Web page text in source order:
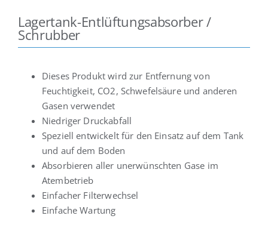
Lagertank-Entlüftungsabsorber /
Schrubber
Dieses Produkt wird zur Entfernung von
Feuchtigkeit, CO2, Schwefelsäure und anderen
Gasen verwendet
Niedriger Druckabfall
Speziell entwickelt für den Einsatz auf dem Tank
und auf dem Boden
Absorbieren aller unerwünschten Gase im
Atembetrieb
Einfacher Filterwechsel
Einfache Wartung